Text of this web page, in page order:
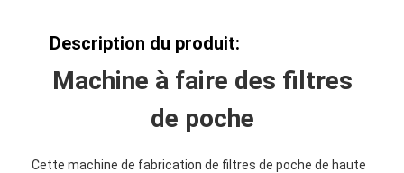
Description du produit:
Machine à faire des filtres
de poche
Cette machine de fabrication de filtres de poche de haute